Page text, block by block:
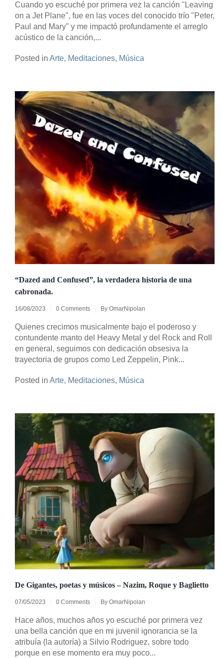
Cuando yo escuché por primera vez la canción "Leaving
on a Jet Plane", fue en las voces del conocido trío "Peter,
Paul and Mary" y me impactó profundamente el arreglo
acústico de la canción,...
Posted in Arte, Meditaciones, Música
“Dazed and Confused”, la verdadera historia de una
cabronada.
16/08/2023 0 Comments By OmarNipolan
Quienes crecimos musicalmente bajo el poderoso y
contundente manto del Heavy Metal y del Rock and Roll
en general, seguimos con dedicación obsesiva la
trayectoria de grupos como Led Zeppelin, Pink...
Posted in Arte, Meditaciones, Música
De Gigantes, poetas y músicos – Nazim, Roque y Baglietto
07/05/2023 0 Comments By OmarNipolan
Hace años, muchos años yo escuché por primera vez
una bella canción que en mi juvenil ignorancia se la
atribuía (la autoría) a Silvio Rodriguez, sobre todo
porque en ese momento era muy poco...